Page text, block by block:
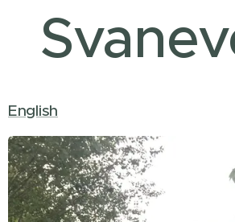
English